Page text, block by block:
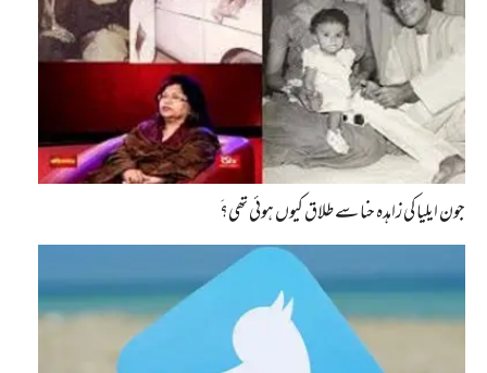
جون ایلیا کی زاہدہ حنا سے طلاق کیوں ہوئی تھی؟َ